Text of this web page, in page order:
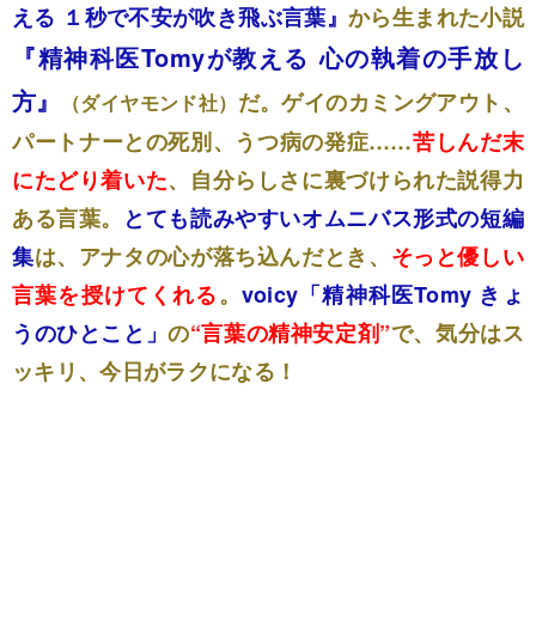
える １秒で不安が吹き飛ぶ言葉』から生まれた小説
『精神科医Tomyが教える 心の執着の手放し
方』
（ダイヤモンド社） だ。ゲイのカミングアウト、
パートナーとの死別、うつ病の発症……苦しんだ末
にたどり着いた、自分らしさに裏づけられた説得力
ある言葉。 とても読みやすいオムニバス形式の短編
集は、アナタの心が落ち込んだとき、 そっと優しい
言葉を授けてくれる。 voicy「精神科医Tomy きょ
うのひとこと」の“言葉の精神安定剤”で、気分はス
ッキリ、今日がラクになる！